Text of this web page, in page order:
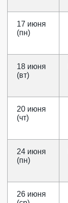
17 июня
(пн)
18 июня
(вт)
20 июня
(чт)
24 июня
(пн)
26 июня